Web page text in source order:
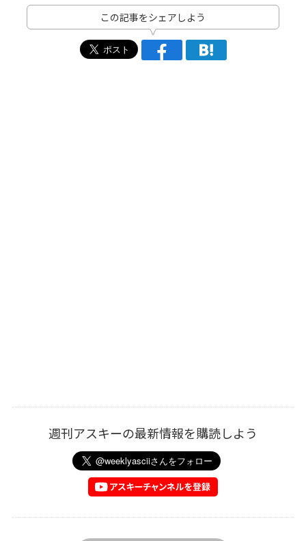
この記事をシェアしよう
週刊アスキーの最新情報を購読しよう